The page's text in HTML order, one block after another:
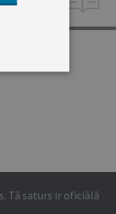
Tā saturs ir oficiālā